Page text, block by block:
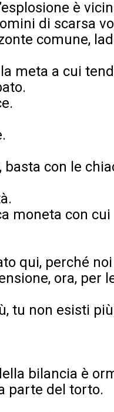
è
di scarsa
comune,
meta a cui
basta con le
moneta con
qui, perché
ora, per
tu non esisti
bilancia è
parte del torto.